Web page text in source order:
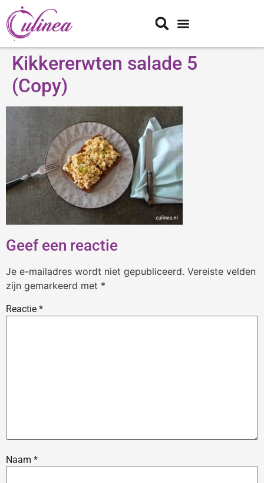
Kikkererwten salade 5
(Copy)
Geef een reactie
Je e-mailadres wordt niet gepubliceerd. Vereiste velden
zijn gemarkeerd met *
Reactie *
Naam *